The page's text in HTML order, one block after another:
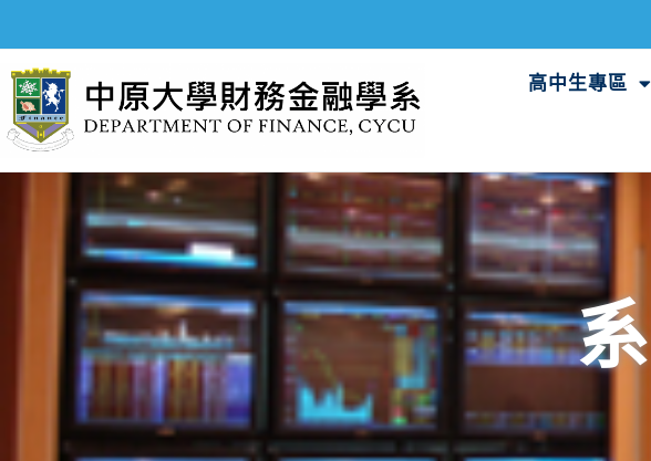
高中生專區